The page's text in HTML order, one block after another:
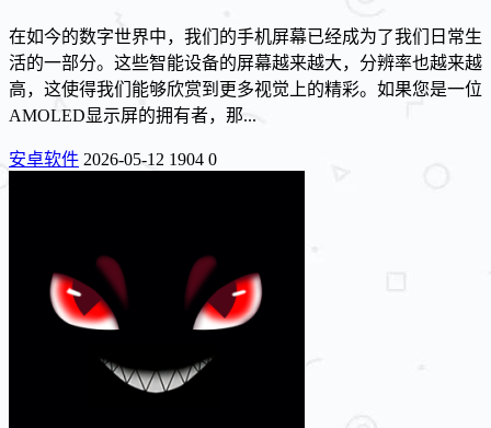
在如今的数字世界中，我们的手机屏幕已经成为了我们日常生
活的一部分。这些智能设备的屏幕越来越大，分辨率也越来越
高，这使得我们能够欣赏到更多视觉上的精彩。如果您是一位
AMOLED显示屏的拥有者，那...
安卓软件 2026-05-12 1904 0